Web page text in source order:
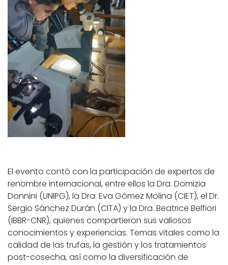
El evento contó con la participación de expertos de
renombre internacional, entre ellos la Dra. Domizia
Donnini (UNIPG), la Dra. Eva Gómez Molina (CIET), el Dr.
Sergio Sánchez Durán (CITA) y la Dra. Beatrice Belfiori
(IBBR-CNR), quienes compartieron sus valiosos
conocimientos y experiencias. Temas vitales como la
calidad de las trufas, la gestión y los tratamientos
post-cosecha, así como la diversificación de